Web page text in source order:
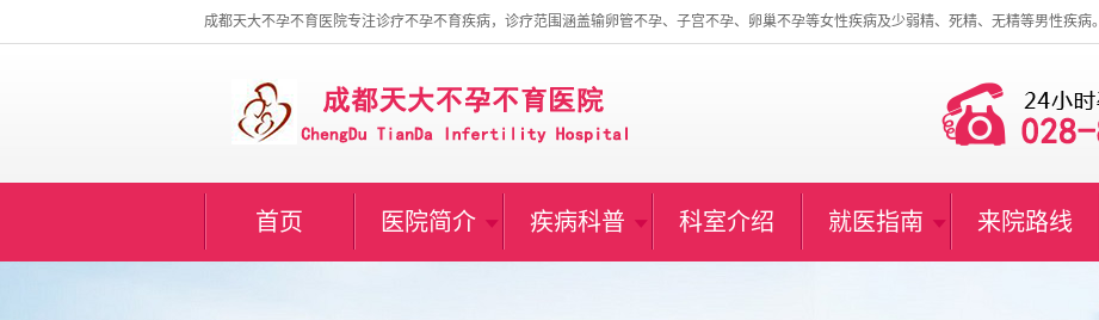
成都天大不孕不育医院专注诊疗不孕不育疾病，诊疗范围涵盖输卵管不孕、子宫不孕、卵巢不孕等女性疾病及少弱精、死精、无精等男性疾病。
首页 医院简介 疾病科普 科室介绍 就医指南 来院路线